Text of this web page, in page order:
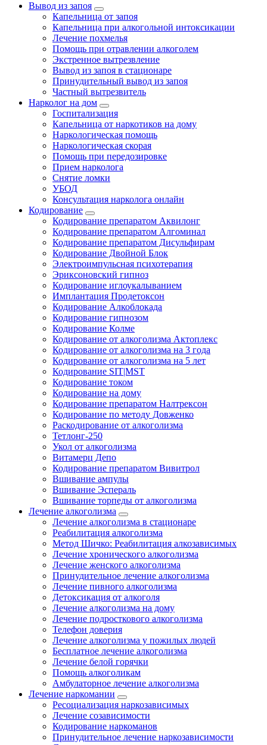
Вывод из запоя
Капельница от запоя
Капельница при алкогольной интоксикации
Лечение похмелья
Помощь при отравлении алкоголем
Экстренное вытрезвление
Вывод из запоя в стационаре
Принудительный вывод из запоя
Частный вытрезвитель
Нарколог на дом
Госпитализация
Капельница от наркотиков на дому
Наркологическая помощь
Наркологическая скорая
Помощь при передозировке
Прием нарколога
Снятие ломки
УБОД
Консультация нарколога онлайн
Кодирование
Кодирование препаратом Аквилонг
Кодирование препаратом Алгоминал
Кодирование препаратом Дисульфирам
Кодирование Двойной Блок
Электроимпульсная психотерапия
Эриксоновский гипноз
Кодирование иглоукалыванием
Имплантация Продетоксон
Кодирование Алкоблокада
Кодирование гипнозом
Кодирование Колме
Кодирование от алкоголизма Актоплекс
Кодирование от алкоголизма на 3 года
Кодирование от алкоголизма на 5 лет
Кодирование SIT|MST
Кодирование током
Кодирование на дому
Кодирование препаратом Налтрексон
Кодирование по методу Довженко
Раскодирование от алкоголизма
Тетлонг-250
Укол от алкоголизма
Витамерц Депо
Кодирование препаратом Вивитрол
Вшивание ампулы
Вшивание Эспераль
Вшивание торпеды от алкоголизма
Лечение алкоголизма
Лечение алкоголизма в стационаре
Реабилитация алкоголизма
Метод Шичко: Реабилитация алкозависимых
Лечение хронического алкоголизма
Лечение женского алкоголизма
Принудительное лечение алкоголизма
Лечение пивного алкоголизма
Детоксикация от алкоголя
Лечение алкоголизма на дому
Лечение подросткового алкоголизма
Телефон доверия
Лечение алкоголизма у пожилых людей
Бесплатное лечение алкоголизма
Лечение белой горячки
Помощь алкоголикам
Амбулаторное лечение алкоголизма
Лечение наркомании
Ресоциализация наркозависимых
Лечение созависимости
Кодирование наркоманов
Принудительное лечение наркозависимости